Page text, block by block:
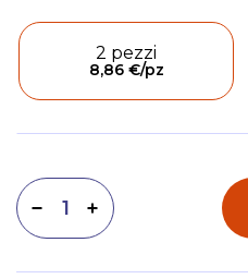
2 pezzi
8,86 €/pz
Aumenta quantità
Diminuisci quantità